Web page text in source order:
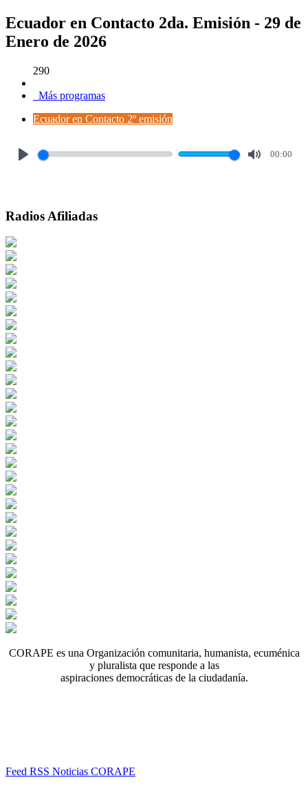
Ecuador en Contacto 2da. Emisión - 29 de
Enero de 2026
290
Más programas
Ecuador en Contacto 2º emisión
00:00
Radios Afiliadas
CORAPE es una Organización comunitaria, humanista, ecuménica
y pluralista que responde a las
aspiraciones democráticas de la ciudadanía.
Feed RSS Noticias CORAPE